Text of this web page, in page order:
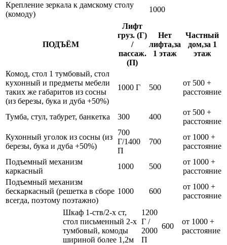
Крепление зеркала к дамскому столу
(комоду)
1000
ПОДЪЁМ
Лифт
груз. (Г)
/
пассаж.
(П)
Нет
лифта,за
1 этаж
Частный
дом,за 1
этаж
Комод, стол 1 тумбовый, стол
кухонный и предметы мебели
таких же габаритов из сосны
(из березы, бука и дуба +50%)
1000 Г 500
от 500 +
расстояние
Тумба, стул, табурет, банкетка 300 400
от 500 +
расстояние
Кухонный уголок из сосны (из
березы, бука и дуба +50%)
700
Г/1400
П
700
от 1000 +
расстояние
Подъемный механизм
каркасный
1000 500
от 1000 +
расстояние
Подъемный механизм
бескаркасный (решетка в сборе
всегда, поэтому поэтажно)
1000 600
от 1000 +
расстояние
Шкаф 1-ств/2-х ст,
стол письменный 2-х
тумбовый, комоды
шириной более 1,2м
1200
Г /
2000
П
600
от 1000 +
расстояние